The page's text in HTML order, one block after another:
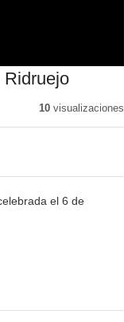
Ridruejo
10visualizaciones
el 6 de